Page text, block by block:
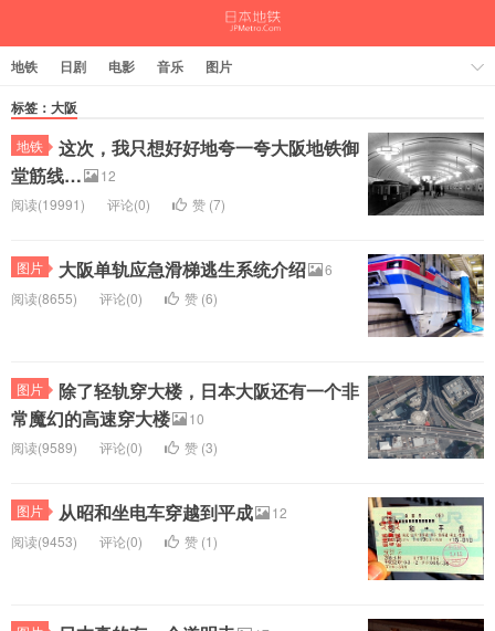
地铁 日剧 电影 音乐 图片
标签：大阪
地铁
这次，我只想好好地夸一夸大阪地铁御
堂筋线…
12
阅读(19991)
评论(0) 赞 (7)
图片 大阪单轨应急滑梯逃生系统介绍
6
阅读(8655)
评论(0) 赞 (6)
图片
除了轻轨穿大楼，日本大阪还有一个非
常魔幻的高速穿大楼
10
阅读(9589)
评论(0) 赞 (3)
图片 从昭和坐电车穿越到平成
12
阅读(9453)
评论(0) 赞 (1)